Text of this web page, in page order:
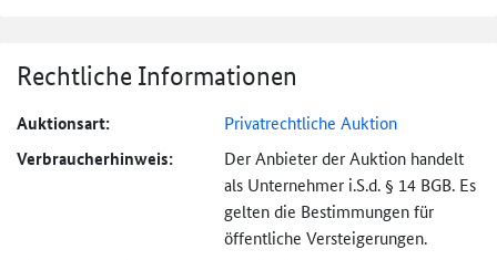
Rechtliche Informationen
Auktionsart: Privatrechtliche Auktion
Verbraucher­hinweis:
Der Anbieter der Auktion handelt
als Unternehmer i.S.d. § 14 BGB. Es
gelten die Bestimmungen für
öffentliche Versteigerungen.